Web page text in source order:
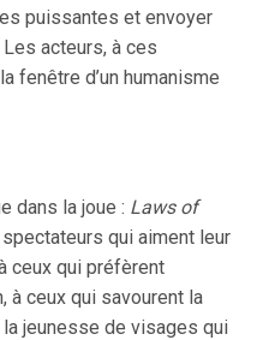
puissantes et envoyer
acteurs, à ces
fenêtre d’un humanisme
dans la joue : Laws of
qui aiment leur
ceux qui préfèrent
à ceux qui savourent la
la jeunesse de visages qui